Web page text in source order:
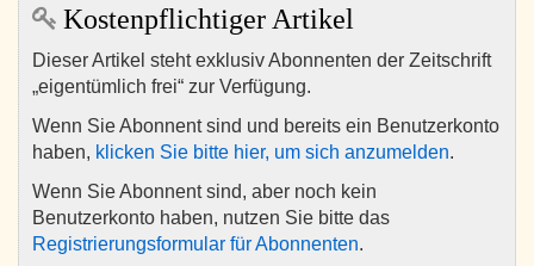
Kostenpflichtiger Artikel
Dieser Artikel steht exklusiv Abonnenten der Zeitschrift
„eigentümlich frei“ zur Verfügung.
Wenn Sie Abonnent sind und bereits ein Benutzerkonto
haben, klicken Sie bitte hier, um sich anzumelden.
Wenn Sie Abonnent sind, aber noch kein
Benutzerkonto haben, nutzen Sie bitte das
Registrierungsformular für Abonnenten.